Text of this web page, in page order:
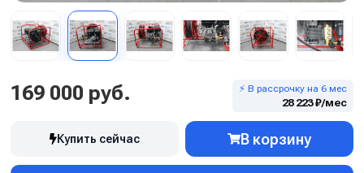
169 000 руб. ⚡ В рассрочку на 6 мес
28 223 ₽/мес
Купить сейчас В корзину